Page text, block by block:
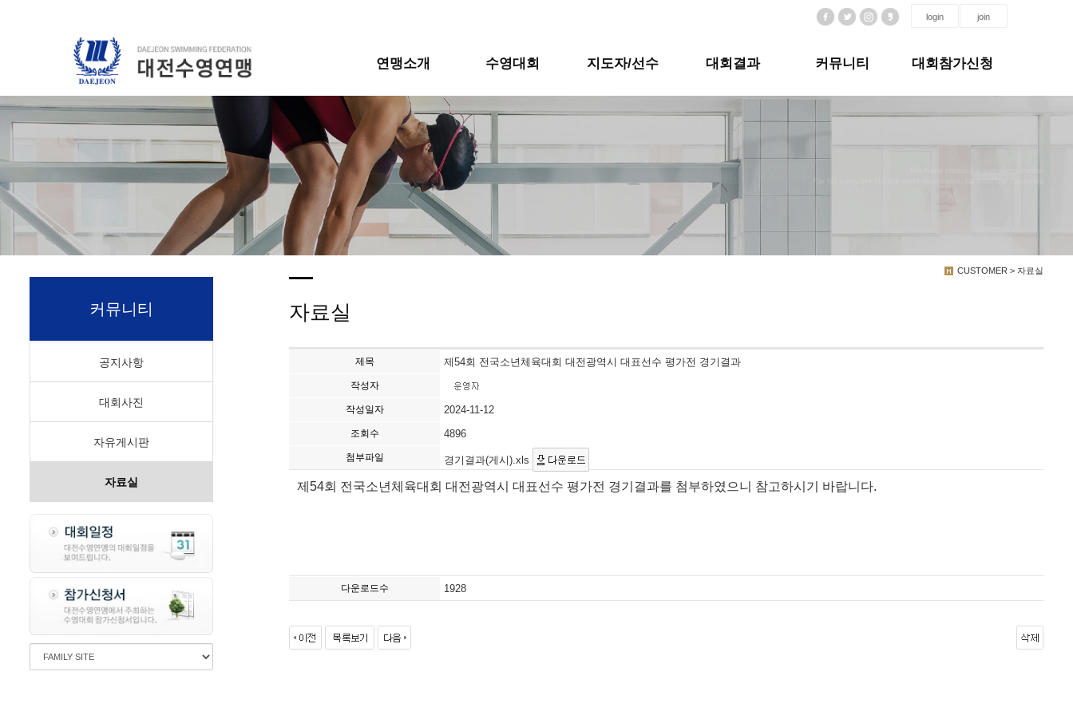
login join
연맹소개 수영대회 지도자/선수 대회결과 커뮤니티 대회참가신청
CUSTOMER > 자료실
커뮤니티
공지사항
대회사진
자유게시판
자료실
자료실
제목 제54회 전국소년체육대회 대전광역시 대표선수 평가전 경기결과
작성자
작성일자 2024-11-12
조회수 4896
첨부파일 경기결과(게시).xls
제54회 전국소년체육대회 대전광역시 대표선수 평가전 경기결과를 첨부하였으니 참고하시기 바랍니다.
다운로드수 1928